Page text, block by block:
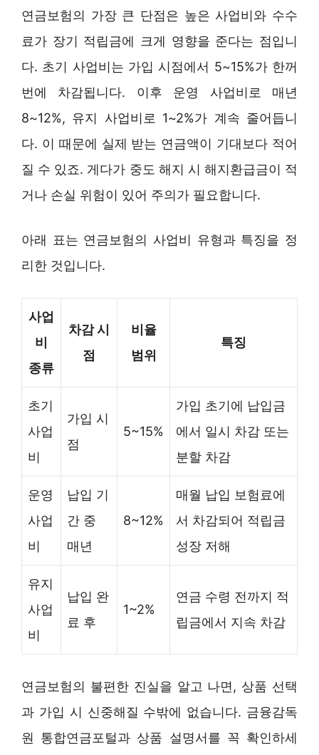
연금보험의 가장 큰 단점은 높은 사업비와 수수
료가 장기 적립금에 크게 영향을 준다는 점입니
다. 초기 사업비는 가입 시점에서 5~15%가 한꺼
번에 차감됩니다. 이후 운영 사업비로 매년
8~12%, 유지 사업비로 1~2%가 계속 줄어듭니
다. 이 때문에 실제 받는 연금액이 기대보다 적어
질 수 있죠. 게다가 중도 해지 시 해지환급금이 적
거나 손실 위험이 있어 주의가 필요합니다.
아래 표는 연금보험의 사업비 유형과 특징을 정
리한 것입니다.
사업
비
종류
차감 시
점
비율
범위
특징
초기
사업
비
가입 시
점
5~15%
가입 초기에 납입금
에서 일시 차감 또는
분할 차감
운영
사업
비
납입 기
간 중
매년
8~12%
매월 납입 보험료에
서 차감되어 적립금
성장 저해
유지
사업
비
납입 완
료 후
1~2%
연금 수령 전까지 적
립금에서 지속 차감
연금보험의 불편한 진실을 알고 나면, 상품 선택
과 가입 시 신중해질 수밖에 없습니다. 금융감독
원 통합연금포털과 상품 설명서를 꼭 확인하세